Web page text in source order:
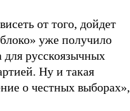
от того, дойдет
уже получило
для русскоязычных
Ну и такая
о честных выборах»,